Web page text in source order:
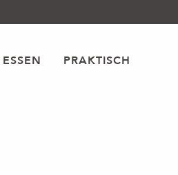
PRAKTISCH